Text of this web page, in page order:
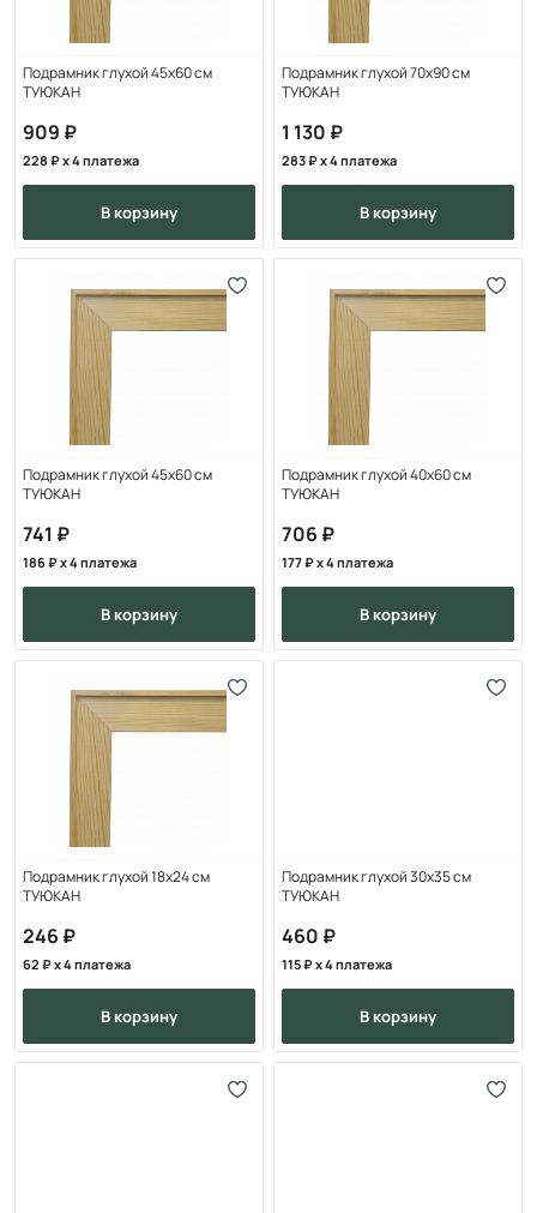
Подрамник глухой 45х60 см
ТУЮКАН
909
228 x 4 платежа
в корзину
Подрамник глухой 70x90 см
ТУЮКАН
1 130
283 x 4 платежа
в корзину
Подрамник глухой 45x60 см
ТУЮКАН
741
186 x 4 платежа
в корзину
Подрамник глухой 40x60 см
ТУЮКАН
706
177 x 4 платежа
в корзину
Подрамник глухой 18x24 см
ТУЮКАН
246
62 x 4 платежа
в корзину
Подрамник глухой 30x35 см
ТУЮКАН
460
115 x 4 платежа
в корзину